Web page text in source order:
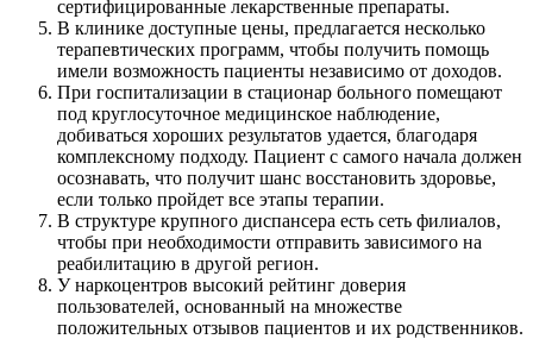
сертифицированные лекарственные препараты.
В клинике доступные цены, предлагается несколько
терапевтических программ, чтобы получить помощь
имели возможность пациенты независимо от доходов.
При госпитализации в стационар больного помещают
под круглосуточное медицинское наблюдение,
добиваться хороших результатов удается, благодаря
комплексному подходу. Пациент с самого начала должен
осознавать, что получит шанс восстановить здоровье,
если только пройдет все этапы терапии.
В структуре крупного диспансера есть сеть филиалов,
чтобы при необходимости отправить зависимого на
реабилитацию в другой регион.
У наркоцентров высокий рейтинг доверия
пользователей, основанный на множестве
положительных отзывов пациентов и их родственников.